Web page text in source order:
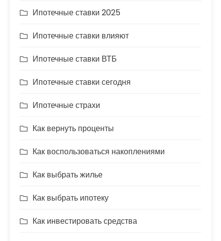
Ипотечные ставки 2025
Ипотечные ставки влияют
Ипотечные ставки ВТБ
Ипотечные ставки сегодня
Ипотечные страхи
Как вернуть проценты
Как воспользоваться накоплениями
Как выбрать жилье
Как выбрать ипотеку
Как инвестировать средства